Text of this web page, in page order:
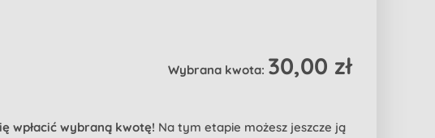
Wybrana kwota: 30,00 zł
wpłacić wybraną kwotę! Na tym etapie możesz jeszcze ją